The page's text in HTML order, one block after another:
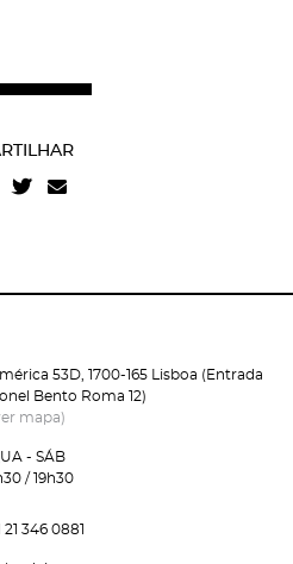
53D, 1700-165 Lisboa (Entrada
Bento Roma 12)
mapa)
- SÁB
/ 19h30
21 346 0881
e concordo com os